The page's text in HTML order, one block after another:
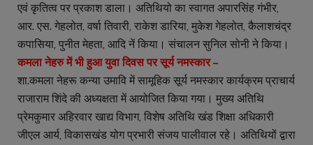
एवं कृतित्व पर प्रकाश डाला। अतिथियो का स्वागत अपारसिंह गंभीर,
आर. एस. गेहलोत, वर्षा तिवारी, राकेश डारिया, मुकेश गेहलोत, कैलाशचंद्र
कपासिया, पुनीत मेहता, आदि नें किया। संचालन सुनिल सोनी ने किया।
कमला नेहरु में भी हुआ युवा दिवस पर सूर्य नमस्कार –
शा.कमला नेहरू कन्या उमावि में सामूहिक सूर्य नमस्कार कार्यक्रम प्राचार्य
राजाराम शिंदे की अध्यक्षता में आयोजित किया गया। मुख्य अतिथि
प्रेमकुमार अहिरवार खाद्य विभाग, विशेष अतिथि खंड शिक्षा अधिकारी
जीएल आर्य, विकासखंड योग प्रभारी संजय पालीवाल रहे। अतिथियों द्वारा